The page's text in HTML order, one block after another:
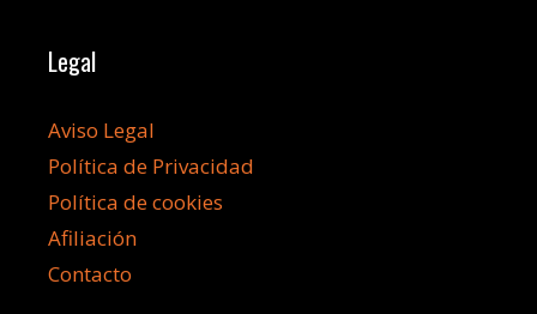
Legal
Aviso Legal
Política de Privacidad
Política de cookies
Afiliación
Contacto